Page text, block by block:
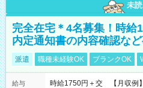
未読
完全在宅＊4名募集！時給
内定通知書の内容確認な
派遣 職種未経験OK ブランクOK
給与
時給1750円＋交 【月収例